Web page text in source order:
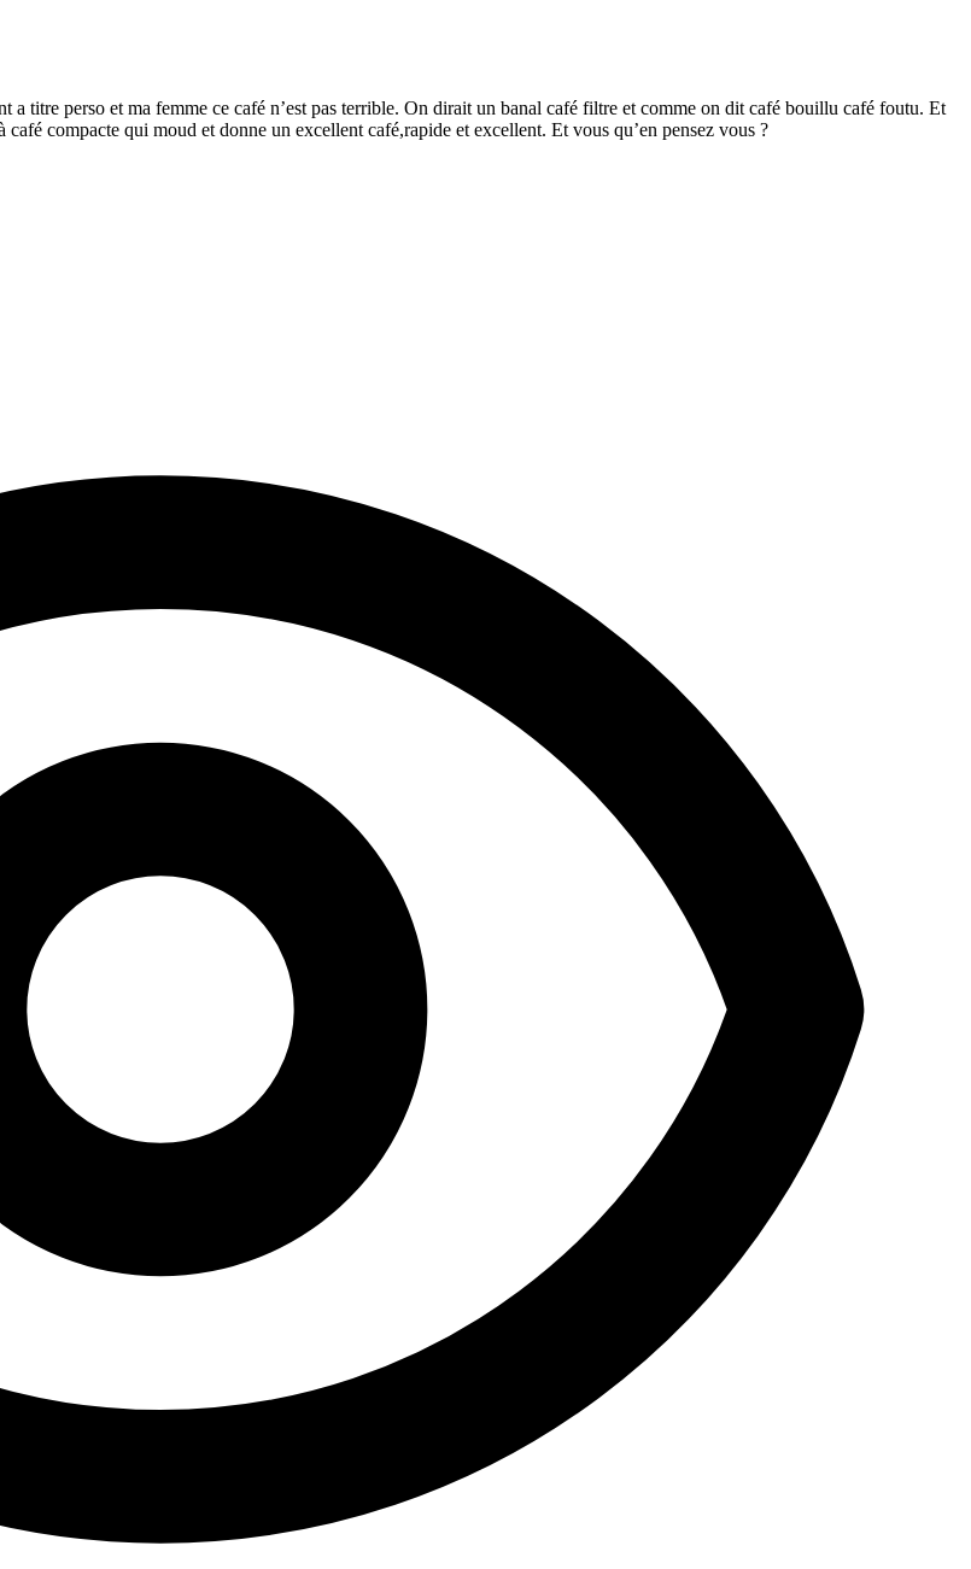
titre perso et ma femme ce café n’est pas terrible. On dirait un banal café filtre et comme on dit café bouillu café foutu. Et
compacte qui moud et donne un excellent café,rapide et excellent. Et vous qu’en pensez vous ?